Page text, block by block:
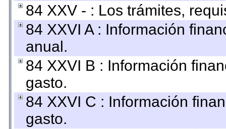
84 XXV - : Los trámites,
84 XXVI A : Información
anual.
84 XXVI B : Información
gasto.
84 XXVI C : Información
gasto.